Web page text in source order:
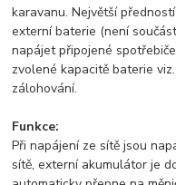
karavanu. Největší
externí baterie (není
napájet připojené
zvolené kapacitě baterie
zálohování.
Funkce:
Při napájení ze sítě jsou
sítě, externí akumulátor je